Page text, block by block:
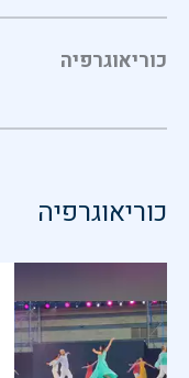
כוריאוגרפיה
כוריאוגרפיה